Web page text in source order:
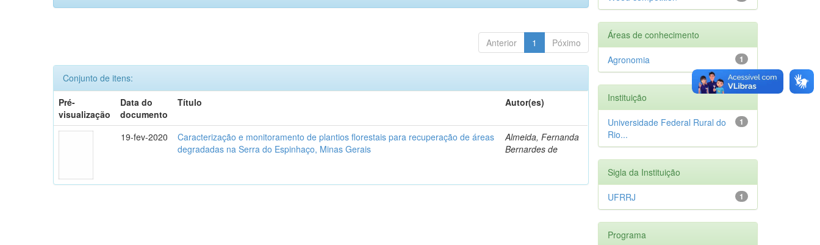
Anterior 1 Póximo
Conjunto de itens:
Pré-
visualização
Data do
documento
Título Autor(es)
19-fev-2020
Caracterização e monitoramento de plantios florestais para recuperação de áreas
degradadas na Serra do Espinhaço, Minas Gerais
Almeida, Fernanda
Bernardes de
Áreas de conhecimento
1
Agronomia
Instituição
1
Universidade Federal Rural do
Rio...
Sigla da Instituição
1
UFRRJ
Programa